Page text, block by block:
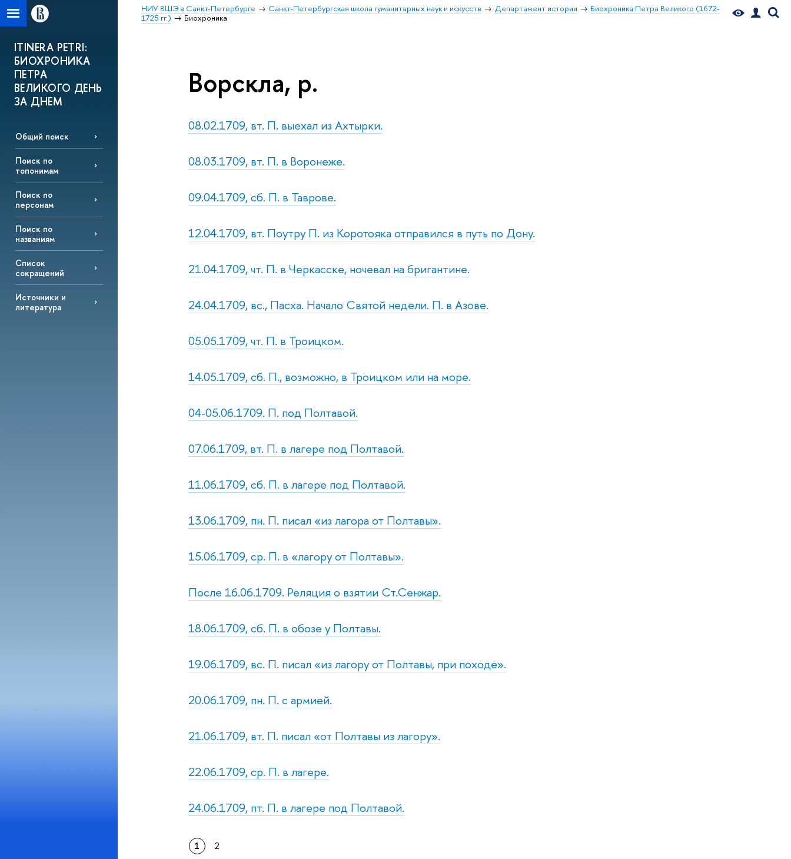
НИУ ВШЭ в Санкт-Петербурге Санкт-Петербургская школа гуманитарных наук и искусств Департамент истории
Биохроника Петра Великого (1672-
1725 гг.)
Биохроника
ITINERA PETRI:
БИОХРОНИКА
ПЕТРА
ВЕЛИКОГО ДЕНЬ
ЗА ДНЕМ
Общий поиск
Поиск по
топонимам
Поиск по
персонам
Поиск по
названиям
Список
сокращений
Источники и
литература
Ворскла, р.
08.02.1709, вт. П. выехал из Ахтырки.
08.03.1709, вт. П. в Воронеже.
09.04.1709, сб. П. в Таврове.
12.04.1709, вт. Поутру П. из Коротояка отправился в путь по Дону.
21.04.1709, чт. П. в Черкасске, ночевал на бригантине.
24.04.1709, вс., Пасха. Начало Святой недели. П. в Азове.
05.05.1709, чт. П. в Троицком.
14.05.1709, сб. П., возможно, в Троицком или на море.
04-05.06.1709. П. под Полтавой.
07.06.1709, вт. П. в лагере под Полтавой.
11.06.1709, сб. П. в лагере под Полтавой.
13.06.1709, пн. П. писал «из лагора от Полтавы».
15.06.1709, ср. П. в «лагору от Полтавы».
После 16.06.1709. Реляция о взятии Ст.Сенжар.
18.06.1709, сб. П. в обозе у Полтавы.
19.06.1709, вс. П. писал «из лагору от Полтавы, при походе».
20.06.1709, пн. П. с армией.
21.06.1709, вт. П. писал «от Полтавы из лагору».
22.06.1709, ср. П. в лагере.
24.06.1709, пт. П. в лагере под Полтавой.
1 2